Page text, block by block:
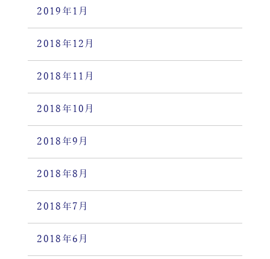
2019年1月
2018年12月
2018年11月
2018年10月
2018年9月
2018年8月
2018年7月
2018年6月